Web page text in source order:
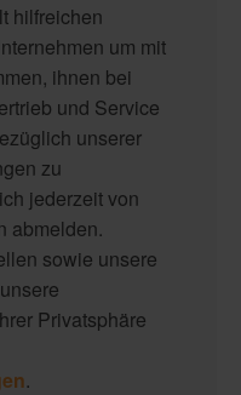
hilfreichen
um mit
ihnen bei
und Service
unserer
zu
jederzeit von
abmelden.
sowie unsere
Privatsphäre
.